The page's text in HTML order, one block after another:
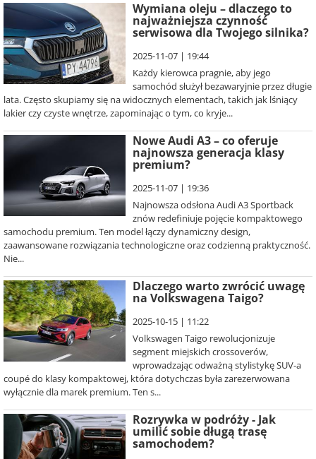
Wymiana oleju – dlaczego to
najważniejsza czynność
serwisowa dla Twojego silnika?
2025-11-07 | 19:44
Każdy kierowca pragnie, aby jego
samochód służył bezawaryjnie przez długie
lata. Często skupiamy się na widocznych elementach, takich jak lśniący
lakier czy czyste wnętrze, zapominając o tym, co kryje...
Nowe Audi A3 – co oferuje
najnowsza generacja klasy
premium?
2025-11-07 | 19:36
Najnowsza odsłona Audi A3 Sportback
znów redefiniuje pojęcie kompaktowego
samochodu premium. Ten model łączy dynamiczny design,
zaawansowane rozwiązania technologiczne oraz codzienną praktyczność.
Nie...
Dlaczego warto zwrócić uwagę
na Volkswagena Taigo?
2025-10-15 | 11:22
Volkswagen Taigo rewolucjonizuje
segment miejskich crossoverów,
wprowadzając odważną stylistykę SUV-a
coupé do klasy kompaktowej, która dotychczas była zarezerwowana
wyłącznie dla marek premium. Ten s...
Rozrywka w podróży - Jak
umilić sobie długą trasę
samochodem?